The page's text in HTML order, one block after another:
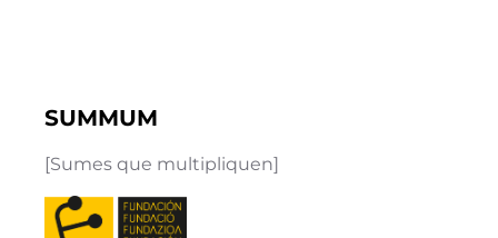
SUMMUM
[Sumes que multipliquen]